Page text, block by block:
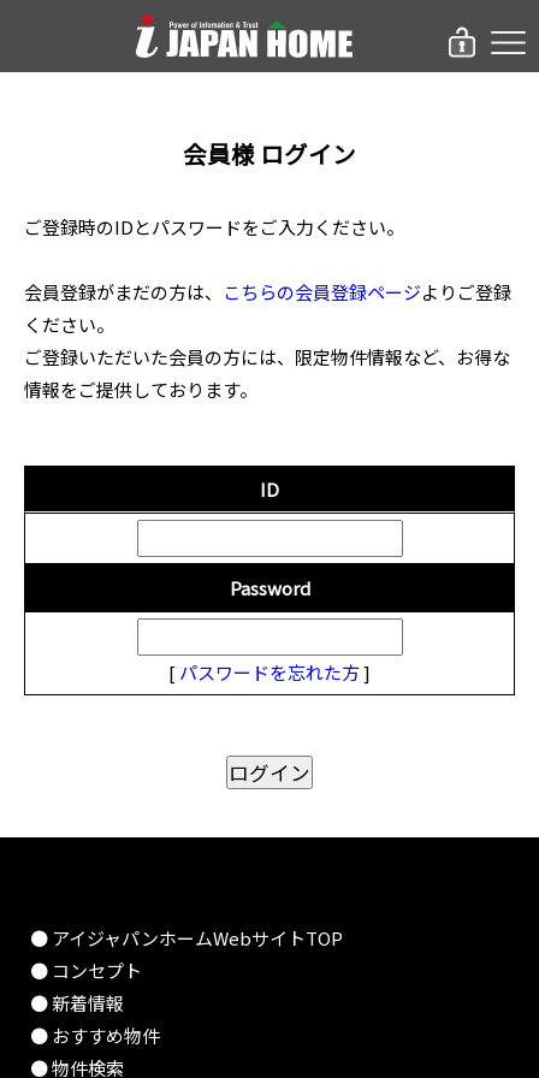
会員様 ログイン
ご登録時のIDとパスワードをご入力ください。
会員登録がまだの方は、 こちらの会員登録ページよりご登録
ください。
ご登録いただいた会員の方には、限定物件情報など、お得な
情報をご提供しております。
ID
Password
[ パスワードを忘れた方]
● アイジャパンホームWebサイトTOP
● コンセプト
● 新着情報
● おすすめ物件
● 物件検索